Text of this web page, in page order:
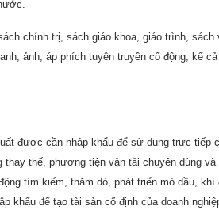
chính trị, sách giáo khoa, giáo trình, sách
ảnh, áp phích tuyên truyền cổ động, kể
được cần nhập khẩu để sử dụng trực tiếp
thế, phương tiện vận tải chuyên dùng
tìm kiếm, thăm dò, phát triển mỏ dầu, khí
khẩu để tạo tài sản cố định của doanh